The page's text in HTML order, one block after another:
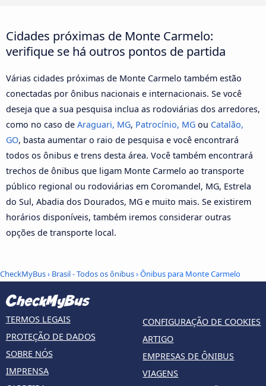
Cidades próximas de Monte Carmelo:
verifique se há outros pontos de partida
Várias cidades próximas de Monte Carmelo também estão
conectadas por ônibus nacionais e internacionais. Se você
deseja que a sua pesquisa inclua as rodoviárias dos arredores,
como no caso de Araguari, MG, Patrocínio, MG ou Catalão,
GO, basta aumentar o raio de pesquisa e você encontrará
todos os ônibus e trens desta área. Você também encontrará
trechos de ônibus que ligam Monte Carmelo ao transporte
público regional ou rodoviárias em Coromandel, MG, Estrela
do Sul, Abadia dos Dourados, MG e muito mais. Se existirem
horários disponíveis, também iremos considerar outras
opções de transporte local.
CheckMyBus› Brasil - Todos os ônibus› Ônibus para Monte Carmelo
TERMOS LEGAIS
PROTEÇÃO DE DADOS
SOBRE NÓS
IMPRENSA
CONFIGURAÇÃO DE COOKIES
ARTIGO
EMPRESAS DE ÔNIBUS
VIAGENS